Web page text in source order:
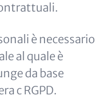
è necessario
al quale è
da base
c RGPD.